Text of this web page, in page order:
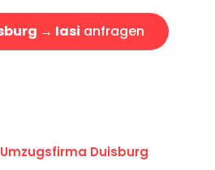
→ Iasi anfragen
Duisburg